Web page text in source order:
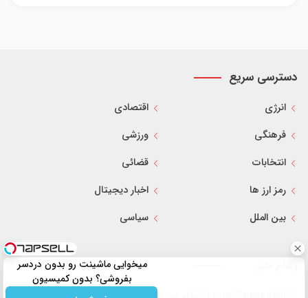
دسترسی سریع
انرژی
اقتصادی
فرهنگی
ورزشی
انتخابات
قضائی
رمز ارز ها
اخبار دیجیتال
بین الملل
سیاسی
میخوایی ماشینت رو بدون دردسر
بفروشی؟ بدون کمیسیون